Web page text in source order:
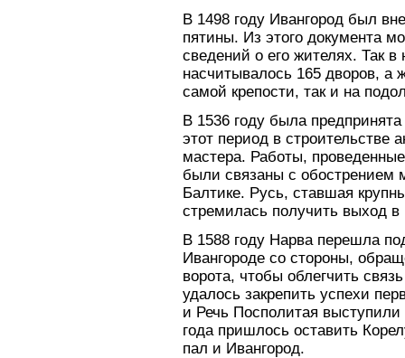
В 1498 году Ивангород был
пятины. Из этого документа
сведений о его жителях. Так в
насчитывалось 165 дворов, а
самой крепости, так и на
В 1536 году была
этот период в строительстве
мастера. Работы,
были связаны с обострением
Балтике. Русь, ставшая
стремилась получить выход
В 1588 году Нарва перешла
Ивангороде со стороны,
ворота, чтобы облегчить
удалось закрепить успехи
и Речь Посполитая
года пришлось оставить
пал и Ивангород.